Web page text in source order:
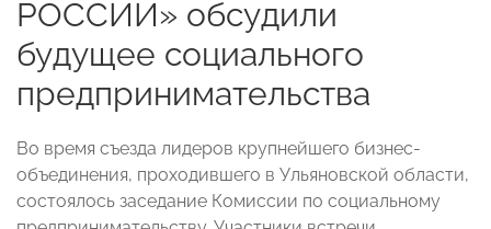
РОССИИ» обсудили
будущее социального
предпринимательства
Во время съезда лидеров крупнейшего бизнес-
объединения, проходившего в Ульяновской области,
состоялось заседание Комиссии по социальному